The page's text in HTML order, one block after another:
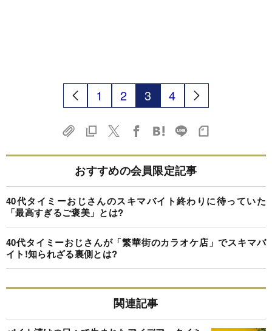
1 2 3 4
おすすめの会員限定記事
40代タイミーおじさんのスキマバイト終わりに待っていた
「最高すぎるご褒美」とは?
40代タイミーおじさんが「繁華街のカラオケ店」でスキマバ
イト!知られざる裏側とは?
関連記事